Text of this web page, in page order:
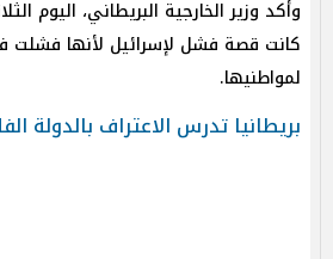
كانت قصة فشل لإسرائيل لأنها فشلت
لمواطنيها.
بريطانيا تدرس الاعتراف بالدولة